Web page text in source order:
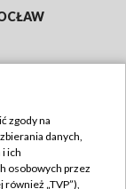
zgody na
danych,
ich
osobowych przez
również „TVP”),